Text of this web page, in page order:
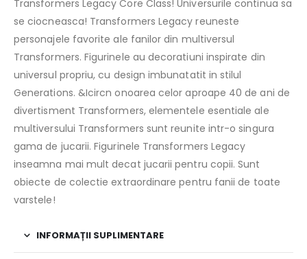
Transformers Legacy Core Class! Universurile continua sa
se ciocneasca! Transformers Legacy reuneste
personajele favorite ale fanilor din multiversul
Transformers. Figurinele au decoratiuni inspirate din
universul propriu, cu design imbunatatit in stilul
Generations. &Icircn onoarea celor aproape 40 de ani de
divertisment Transformers, elementele esentiale ale
multiversului Transformers sunt reunite intr-o singura
gama de jucarii. Figurinele Transformers Legacy
inseamna mai mult decat jucarii pentru copii. Sunt
obiecte de colectie extraordinare pentru fanii de toate
varstele!
INFORMAȚII SUPLIMENTARE